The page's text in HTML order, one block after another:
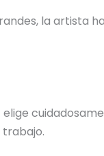
la artista
trabajo.